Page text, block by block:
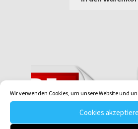
Wir verwenden Cookies, um unsere Website und
Cookies